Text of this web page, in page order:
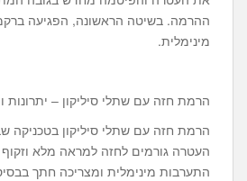
ההרמה. בשיטה הראשונה, הפגיעה
מינימלית.
הרמת חזה עם שתלי סיליקון – יתרונות
הרמת חזה עם שתלי סיליקון בטכניקה
העטרה גורמים לחזה למראה מלא
התערבות מינימלית ומצריכה חתך